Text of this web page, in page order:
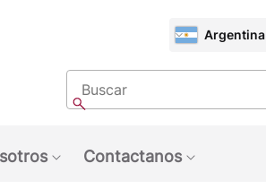
CHOOSE
MARKET
Argentina
Buscar
Buscar
Contactanos